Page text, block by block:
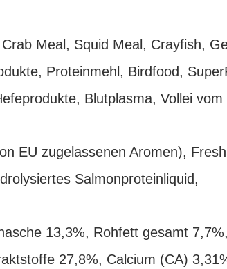
Meal, Squid Meal, Crayfish,
Proteinmehl, Birdfood,
Blutplasma, Vollei vom
EU zugelassenen Aromen),
Salmonproteinliquid,
13,3%, Rohfett gesamt
27,8%, Calcium (CA)